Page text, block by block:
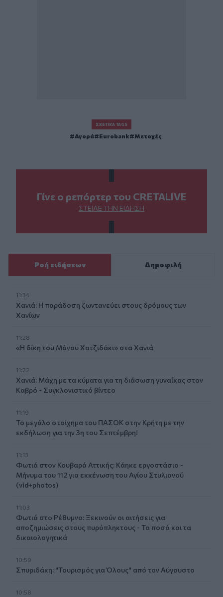
ΣΧΕΤΙΚΆ TAGS
Αγορά Eurobank Μετοχές
Γίνε ο ρεπόρτερ του CRETALIVE
ΣΤΕΊΛΕ ΤΗΝ ΕΊΔΗΣΗ
Ροή ειδήσεων Δημοφιλή
11:34
Χανιά: Η παράδοση ζωντανεύει στους δρόμους των
Χανίων
11:28
«Η δίκη του Μάνου Χατζιδάκι» στα Χανιά
11:22
Χανιά: Μάχη με τα κύματα για τη διάσωση γυναίκας στον
Καβρό - Συγκλονιστικό βίντεο
11:19
Το μεγάλο στοίχημα του ΠΑΣΟΚ στην Κρήτη με την
εκδήλωση για την 3η του Σεπτέμβρη!
11:13
Φωτιά στον Κουβαρά Αττικής: Κάηκε εργοστάσιο -
Μήνυμα του 112 για εκκένωση του Αγίου Στυλιανού
(vid+photos)
11:03
Φωτιά στο Ρέθυμνο: Ξεκινούν οι αιτήσεις για
αποζημιώσεις στους πυρόπληκτους - Τα ποσά και τα
δικαιολογητικά
10:59
Σπυριδάκη: "Τουρισμός για Όλους" από τον Αύγουστο
10:58